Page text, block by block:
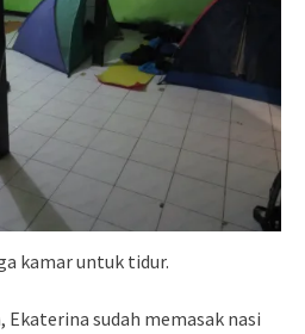
kamar untuk tidur.
Ekaterina sudah memasak nasi